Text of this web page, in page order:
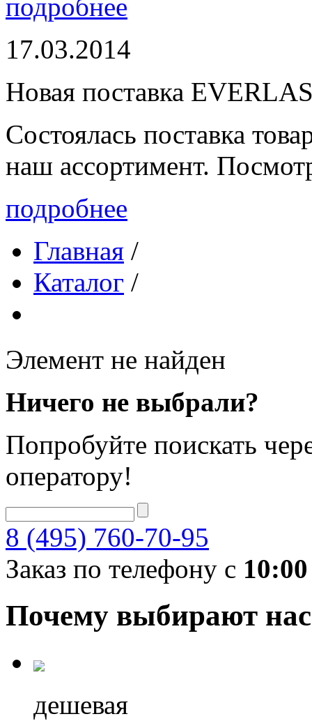
подробнее
17.03.2014
Новая поставка
Состоялась поставка
наш ассортимент.
подробнее
Главная /
Каталог /
Элемент не найден
Ничего не выбрали?
Попробуйте поискать
оператору!
8 (495) 760-70-95
Заказ по телефону с 10:00
Почему выбирают нас
дешевая